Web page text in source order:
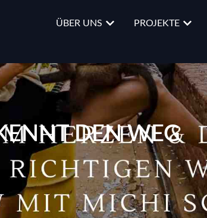
ÜBER UNS PROJEKTE
DEN WEG